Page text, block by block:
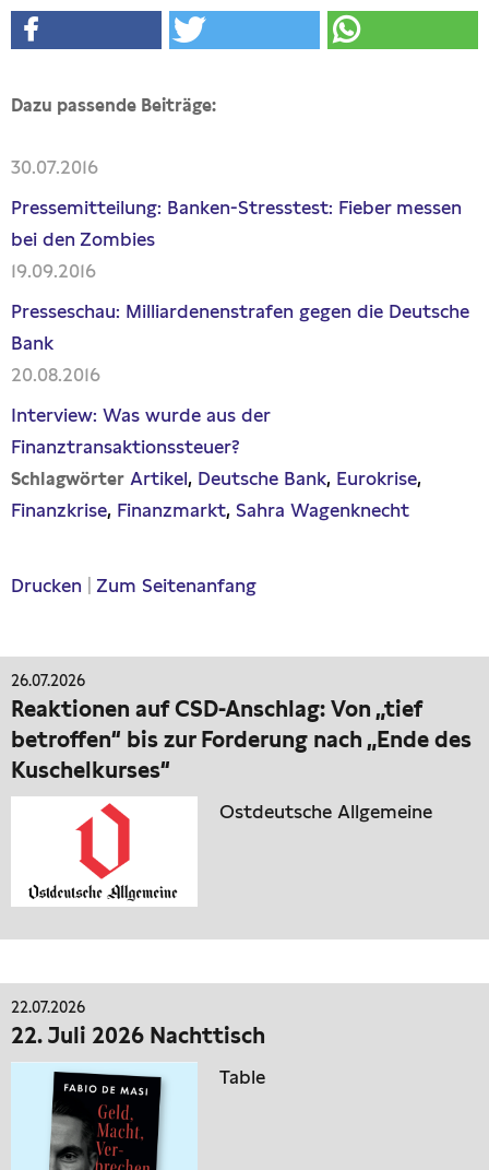
Dazu passende Beiträge:
30.07.2016
Pressemitteilung: Banken-Stresstest: Fieber messen
bei den Zombies
19.09.2016
Presseschau: Milliardenenstrafen gegen die Deutsche
Bank
20.08.2016
Interview: Was wurde aus der
Finanztransaktionssteuer?
Schlagwörter Artikel Deutsche Bank Eurokrise
Finanzkrise Finanzmarkt Sahra Wagenknecht
Drucken Zum Seitenanfang
26.07.2026
Reaktionen auf CSD-Anschlag: Von „tief
betroffen“ bis zur Forderung nach „Ende des
Kuschelkurses“
Ostdeutsche Allgemeine
22.07.2026
22. Juli 2026 Nachttisch
Table